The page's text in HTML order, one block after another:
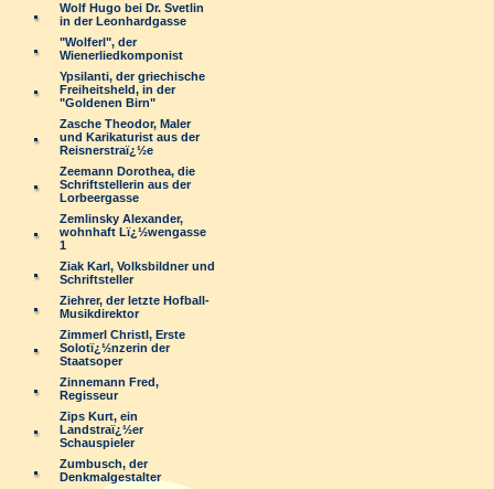
Wolf Hugo bei Dr. Svetlin
in der Leonhardgasse
"Wolferl", der
Wienerliedkomponist
Ypsilanti, der griechische
Freiheitsheld, in der
"Goldenen Birn"
Zasche Theodor, Maler
und Karikaturist aus der
Reisnerstraï¿½e
Zeemann Dorothea, die
Schriftstellerin aus der
Lorbeergasse
Zemlinsky Alexander,
wohnhaft Lï¿½wengasse
1
Ziak Karl, Volksbildner und
Schriftsteller
Ziehrer, der letzte Hofball-
Musikdirektor
Zimmerl Christl, Erste
Solotï¿½nzerin der
Staatsoper
Zinnemann Fred,
Regisseur
Zips Kurt, ein
Landstraï¿½er
Schauspieler
Zumbusch, der
Denkmalgestalter